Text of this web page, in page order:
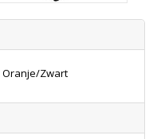
Oranje/Zwart